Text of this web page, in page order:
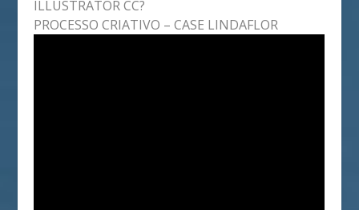
ILLUSTRATOR CC?
PROCESSO CRIATIVO – CASE LINDAFLOR